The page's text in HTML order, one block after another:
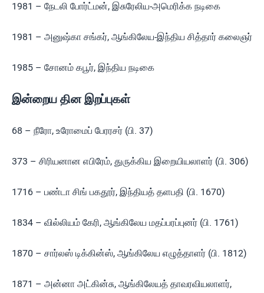
1981 – நேடலி போர்ட்மன், இசுரேலிய-அமெரிக்க நடிகை
1981 – அனுஷ்கா சங்கர், ஆங்கிலேய-இந்திய சித்தார் கலைஞர்
1985 – சோனம் கபூர், இந்திய நடிகை
இன்றைய தின இறப்புகள்
68 – நீரோ, உரோமைப் பேரரசர் (பி. 37)
373 – சிரியனான எபிரேம், துருக்கிய இறையியலாளர் (பி. 306)
1716 – பண்டா சிங் பகதூர், இந்தியத் தளபதி (பி. 1670)
1834 – வில்லியம் கேரி, ஆங்கிலேய மதப்பரப்புனர் (பி. 1761)
1870 – சார்லஸ் டிக்கின்ஸ், ஆங்கிலேய எழுத்தாளர் (பி. 1812)
1871 – அன்னா அட்கின்சு, ஆங்கிலேயத் தாவரவியலாளர்,